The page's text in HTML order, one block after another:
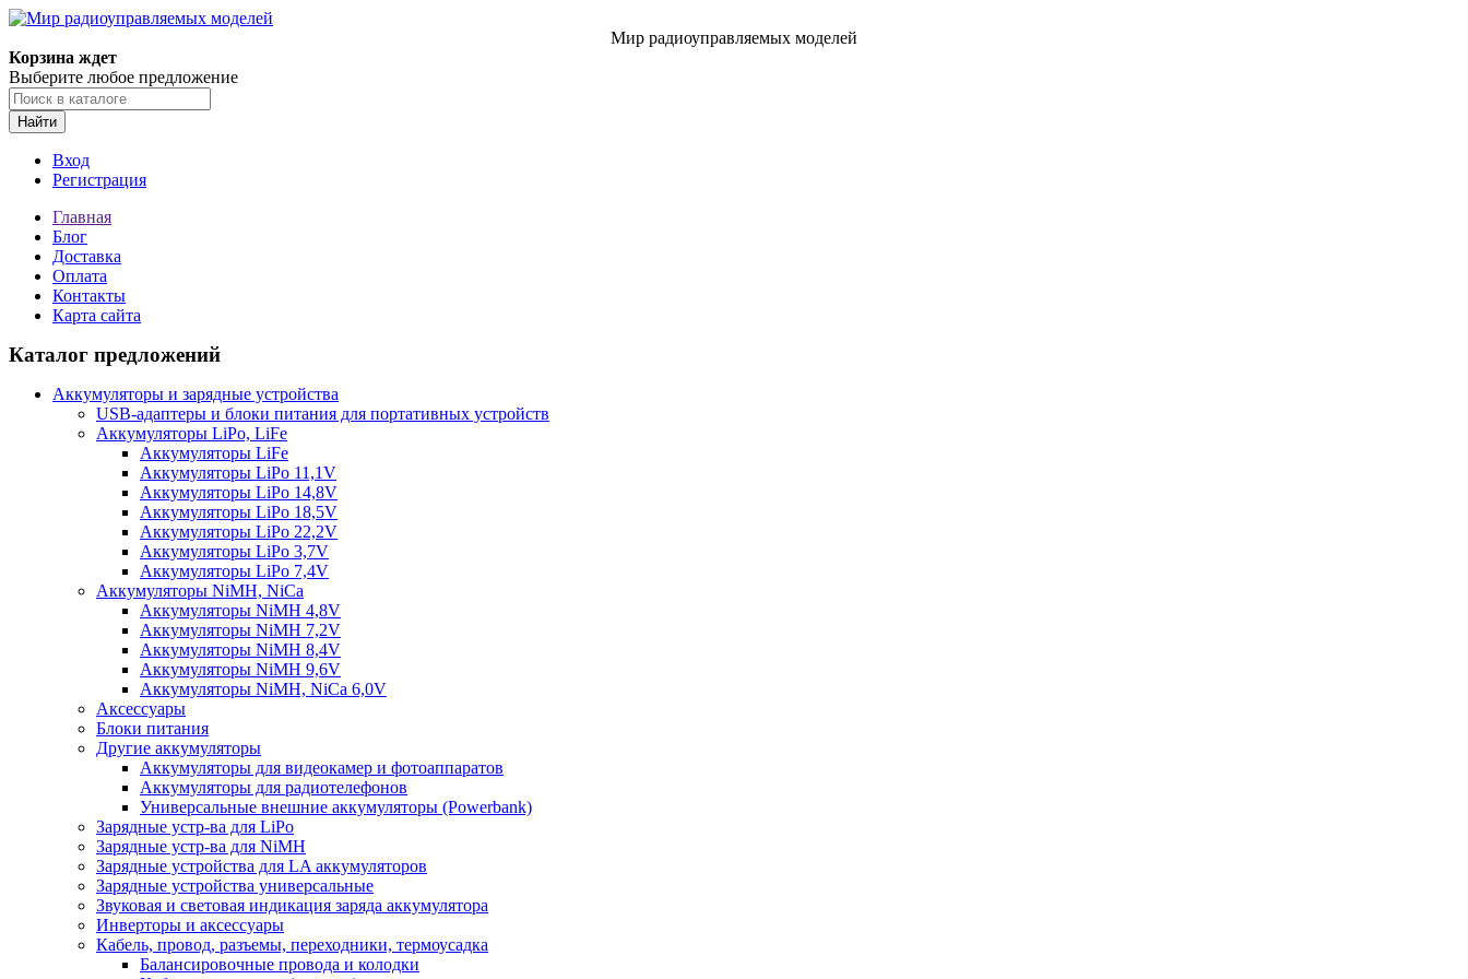
Мир радиоуправляемых моделей
Корзина ждет
Выберите любое предложение
Найти
Вход
Регистрация
Главная
Блог
Доставка
Оплата
Контакты
Карта сайта
Каталог предложений
Аккумуляторы и зарядные устройства
USB-адаптеры и блоки питания для портативных устройств
Аккумуляторы LiPo, LiFe
Аккумуляторы LiFe
Аккумуляторы LiPo 11,1V
Аккумуляторы LiPo 14,8V
Аккумуляторы LiPo 18,5V
Аккумуляторы LiPo 22,2V
Аккумуляторы LiPo 3,7V
Аккумуляторы LiPo 7,4V
Аккумуляторы NiMH, NiCa
Аккумуляторы NiMH 4,8V
Аккумуляторы NiMH 7,2V
Аккумуляторы NiMH 8,4V
Аккумуляторы NiMH 9,6V
Аккумуляторы NiMH, NiCa 6,0V
Аксессуары
Блоки питания
Другие аккумуляторы
Аккумуляторы для видеокамер и фотоаппаратов
Аккумуляторы для радиотелефонов
Универсальные внешние аккумуляторы (Powerbank)
Зарядные устр-ва для LiPo
Зарядные устр-ва для NiMH
Зарядные устройства для LA аккумуляторов
Зарядные устройства универсальные
Звуковая и световая индикация заряда аккумулятора
Инверторы и аксессуары
Кабель, провод, разъемы, переходники, термоусадка
Балансировочные провода и колодки